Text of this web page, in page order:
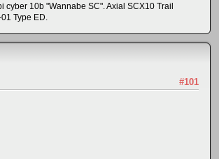
cyber 10b "Wannabe SC". Axial SCX10 Trail
Type ED.
#101